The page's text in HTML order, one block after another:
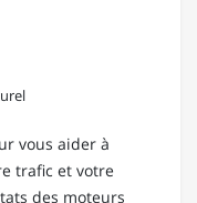
vous aider à
trafic et votre
des moteurs